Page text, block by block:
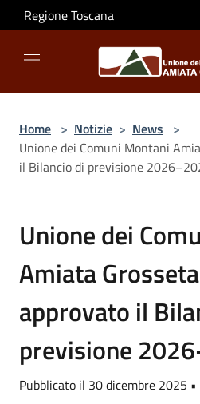
Salta al contenuto principale
Regione Toscana
Home > Notizie > News >
Unione dei Comuni Montani
il Bilancio di previsione
Unione dei
Amiata
approvato il
previsione
Pubblicato il 30 dicembre 2025 •